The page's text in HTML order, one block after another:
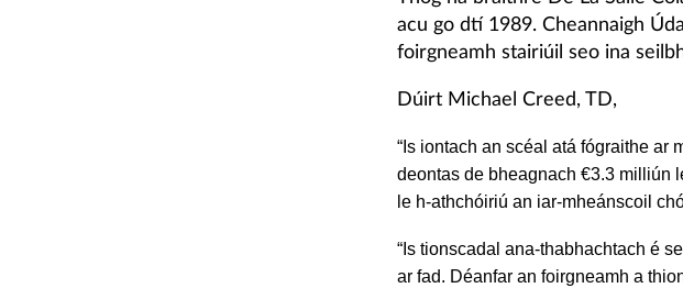
acu go dtí 1989. Cheannaigh
foirgneamh stairiúil seo ina
Dúirt Michael Creed, TD,
“Is iontach an scéal atá fógraithe ar
deontas de bheagnach €3.3 milliún
le h-athchóiriú an iar-mheánscoil
“Is tionscadal ana-thabhachtach é
ar fad. Déanfar an foirgneamh a